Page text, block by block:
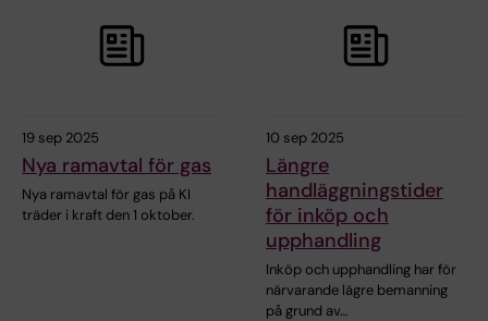
19 sep 2025
Nya ramavtal för gas
Nya ramavtal för gas på KI
träder i kraft den 1 oktober.
10 sep 2025
Längre
handläggningstider
för inköp och
upphandling
Inköp och upphandling har för
närvarande lägre bemanning
på grund av…